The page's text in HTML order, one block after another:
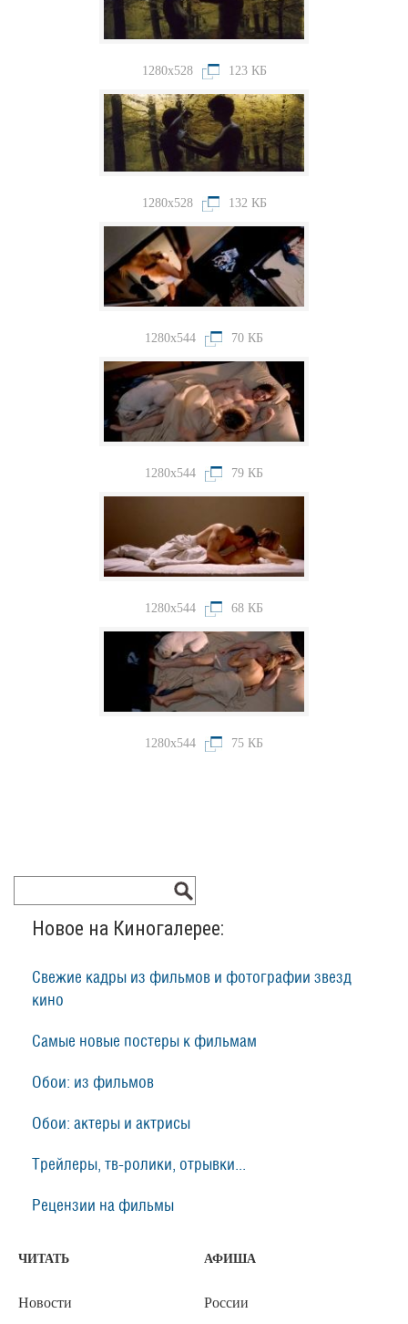
1280x528 123 КБ
1280x528 132 КБ
1280x544 70 КБ
1280x544 79 КБ
1280x544 68 КБ
1280x544 75 КБ
Новое на Киногалерее:
Свежие кадры из фильмов и фотографии звезд
кино
Самые новые постеры к фильмам
Обои: из фильмов
Обои: актеры и актрисы
Трейлеры, тв-ролики, отрывки...
Рецензии на фильмы
ЧИТАТЬ
Новости
АФИША
России